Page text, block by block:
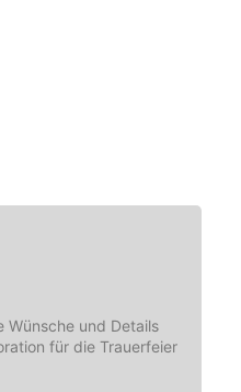
Wünsche und Details
für die Trauerfeier